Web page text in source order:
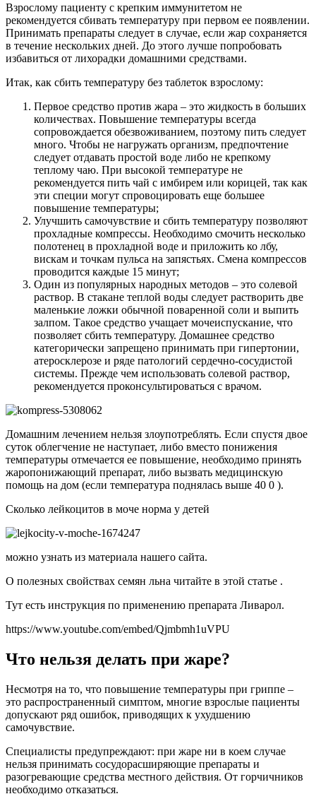
Взрослому пациенту с крепким иммунитетом не
рекомендуется сбивать температуру при первом ее появлении.
Принимать препараты следует в случае, если жар сохраняется
в течение нескольких дней. До этого лучше попробовать
избавиться от лихорадки домашними средствами.
Итак, как сбить температуру без таблеток взрослому:
Первое средство против жара – это жидкость в больших
количествах. Повышение температуры всегда
сопровождается обезвоживанием, поэтому пить следует
много. Чтобы не нагружать организм, предпочтение
следует отдавать простой воде либо не крепкому
теплому чаю. При высокой температуре не
рекомендуется пить чай с имбирем или корицей, так как
эти специи могут спровоцировать еще большее
повышение температуры;
Улучшить самочувствие и сбить температуру позволяют
прохладные компрессы. Необходимо смочить несколько
полотенец в прохладной воде и приложить ко лбу,
вискам и точкам пульса на запястьях. Смена компрессов
проводится каждые 15 минут;
Один из популярных народных методов – это солевой
раствор. В стакане теплой воды следует растворить две
маленькие ложки обычной поваренной соли и выпить
залпом. Такое средство учащает мочеиспускание, что
позволяет сбить температуру. Домашнее средство
категорически запрещено принимать при гипертонии,
атеросклерозе и ряде патологий сердечно-сосудистой
системы. Прежде чем использовать солевой раствор,
рекомендуется проконсультироваться с врачом.
Домашним лечением нельзя злоупотреблять. Если спустя двое
суток облегчение не наступает, либо вместо понижения
температуры отмечается ее повышение, необходимо принять
жаропонижающий препарат, либо вызвать медицинскую
помощь на дом (если температура поднялась выше 40 0 ).
Сколько лейкоцитов в моче норма у детей
можно узнать из материала нашего сайта.
О полезных свойствах семян льна читайте в этой статье .
Тут есть инструкция по применению препарата Ливарол.
https://www.youtube.com/embed/Qjmbmh1uVPU
Что нельзя делать при жаре?
Несмотря на то, что повышение температуры при гриппе –
это распространенный симптом, многие взрослые пациенты
допускают ряд ошибок, приводящих к ухудшению
самочувствие.
Специалисты предупреждают: при жаре ни в коем случае
нельзя принимать сосудорасширяющие препараты и
разогревающие средства местного действия. От горчичников
необходимо отказаться.